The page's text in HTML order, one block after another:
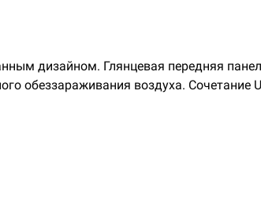
дизайном. Глянцевая передняя
обеззараживания воздуха.